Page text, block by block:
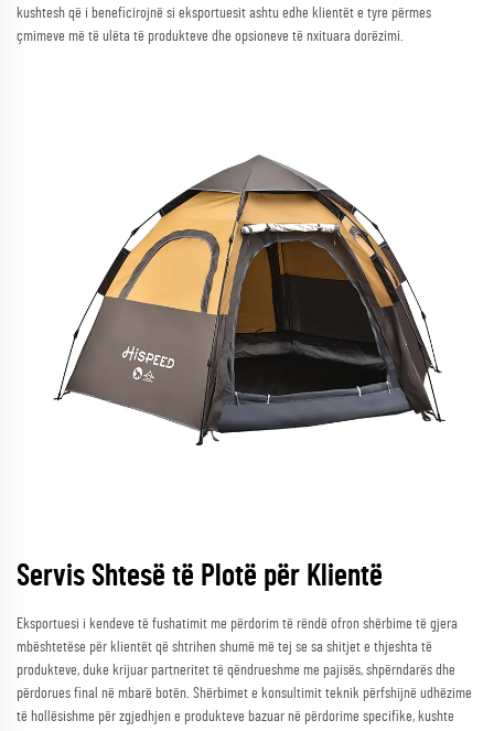
kushtesh që i beneficirojnë si eksportuesit ashtu edhe klientët e tyre përmes
çmimeve më të ulëta të produkteve dhe opsioneve të nxituara dorëzimi.
Servis Shtesë të Plotë për Klientë
Eksportuesi i kendeve të fushatimit me përdorim të rëndë ofron shërbime të gjera
mbështetëse për klientët që shtrihen shumë më tej se sa shitjet e thjeshta të
produkteve, duke krijuar partneritet të qëndrueshme me pajisës, shpërndarës dhe
përdorues final në mbarë botën. Shërbimet e konsultimit teknik përfshijnë udhëzime
të hollësishme për zgjedhjen e produkteve bazuar në përdorime specifike, kushte